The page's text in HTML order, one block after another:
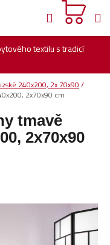
textilu s tradicí
Hledat
240x200, 2x 70x90 /
2x70x90 cm
tmavě
2x70x90